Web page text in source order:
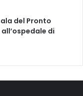
del Pronto
di